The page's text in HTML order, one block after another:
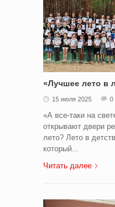
«Лучшее лето в
15 июля 2025 0
«А все-таки на
открывают двери
лето? Лето в
который...
Читать далее